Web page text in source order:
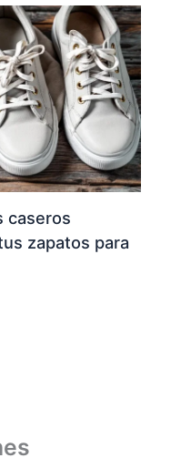
caseros
zapatos para